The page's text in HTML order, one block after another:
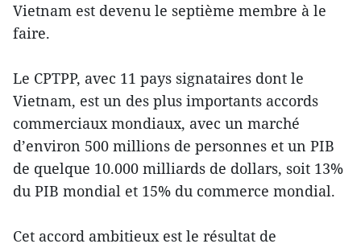
Vietnam est devenu le septième membre à le
faire.
Le CPTPP, avec 11 pays signataires dont le
Vietnam, est un des plus importants accords
commerciaux mondiaux, avec un marché
d’environ 500 millions de personnes et un PIB
de quelque 10.000 milliards de dollars, soit 13%
du PIB mondial et 15% du commerce mondial.
Cet accord ambitieux est le résultat de